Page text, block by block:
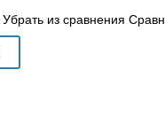
Убрать из сравнения